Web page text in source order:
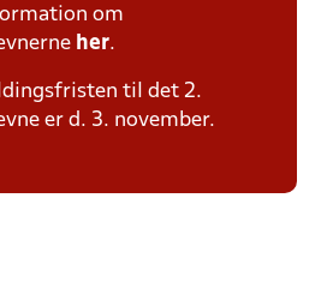
om
her.
til det 2.
er d. 3. november.